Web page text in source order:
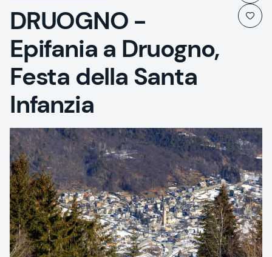
DRUOGNO -
Epifania a Druogno,
Festa della Santa
Infanzia